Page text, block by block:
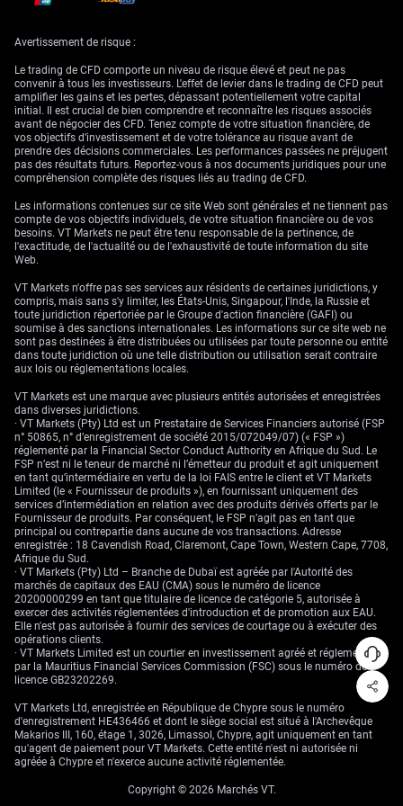
marché de l’énergie
Nous nous attendons également à une hausse de la volatilité implicite,
cette statistique surprenante renforçant l’incertitude des marchés. Les
périodes de mauvaises nouvelles macroéconomiques, en particulier
dans un contexte géopolitique tendu, ont historiquement conduit à des
pics de volatilité. Cela rend attractives des stratégies acheteuses de
volatilité, comme l’achat de straddles sur des actions russes clés, afin de
se positionner sur la possibilité d’un mouvement de prix ample.
Une économie domestique en perte de vitesse rend la Russie plus
dépendante de ses exportations de matières premières pour ses revenus.
Alors que le Brent se maintient autour de 85 dollars le baril, cette
faiblesse interne implique qu’un repli des prix mondiaux du pétrole
frapperait particulièrement le budget russe. Nous restons donc prudents
sur les marchés de l’énergie et utilisons des options pour couvrir le
risque d’un passage des prix du pétrole sous le seuil de 80 dollars le
Avertissement de risque :
Le trading de CFD comporte un niveau de risque élevé et peut ne pas
convenir à tous les investisseurs. L'effet de levier dans le trading de CFD peut
amplifier les gains et les pertes, dépassant potentiellement votre capital
initial. Il est crucial de bien comprendre et reconnaître les risques associés
avant de négocier des CFD. Tenez compte de votre situation financière, de
vos objectifs d’investissement et de votre tolérance au risque avant de
prendre des décisions commerciales. Les performances passées ne préjugent
pas des résultats futurs. Reportez-vous à nos documents juridiques pour une
compréhension complète des risques liés au trading de CFD.
Les informations contenues sur ce site Web sont générales et ne tiennent pas
compte de vos objectifs individuels, de votre situation financière ou de vos
besoins. VT Markets ne peut être tenu responsable de la pertinence, de
l'exactitude, de l'actualité ou de l'exhaustivité de toute information du site
Web.
VT Markets n'offre pas ses services aux résidents de certaines juridictions, y
compris, mais sans s'y limiter, les États-Unis, Singapour, l'Inde, la Russie et
toute juridiction répertoriée par le Groupe d'action financière (GAFI) ou
soumise à des sanctions internationales. Les informations sur ce site web ne
sont pas destinées à être distribuées ou utilisées par toute personne ou entité
dans toute juridiction où une telle distribution ou utilisation serait contraire
aux lois ou réglementations locales.
VT Markets est une marque avec plusieurs entités autorisées et enregistrées
dans diverses juridictions.
· VT Markets (Pty) Ltd est un Prestataire de Services Financiers autorisé (FSP
n° 50865, n° d’enregistrement de société 2015/072049/07) (« FSP »)
réglementé par la Financial Sector Conduct Authority en Afrique du Sud. Le
FSP n’est ni le teneur de marché ni l’émetteur du produit et agit uniquement
en tant qu’intermédiaire en vertu de la loi FAIS entre le client et VT Markets
Limited (le « Fournisseur de produits »), en fournissant uniquement des
services d’intermédiation en relation avec des produits dérivés offerts par le
Fournisseur de produits. Par conséquent, le FSP n’agit pas en tant que
principal ou contrepartie dans aucune de vos transactions. Adresse
enregistrée : 18 Cavendish Road, Claremont, Cape Town, Western Cape, 7708,
Afrique du Sud.
· VT Markets (Pty) Ltd – Branche de Dubaï est agréée par l'Autorité des
marchés de capitaux des EAU (CMA) sous le numéro de licence
20200000299 en tant que titulaire de licence de catégorie 5, autorisée à
exercer des activités réglementées d'introduction et de promotion aux EAU.
Elle n'est pas autorisée à fournir des services de courtage ou à exécuter des
opérations clients.
· VT Markets Limited est un courtier en investissement agréé et réglementé
par la Mauritius Financial Services Commission (FSC) sous le numéro de
licence GB23202269.
VT Markets Ltd, enregistrée en République de Chypre sous le numéro
d'enregistrement HE436466 et dont le siège social est situé à l'Archevêque
Makarios III, 160, étage 1, 3026, Limassol, Chypre, agit uniquement en tant
qu'agent de paiement pour VT Markets. Cette entité n'est ni autorisée ni
agréée à Chypre et n'exerce aucune activité réglementée.
Copyright © 2026 Marchés VT.